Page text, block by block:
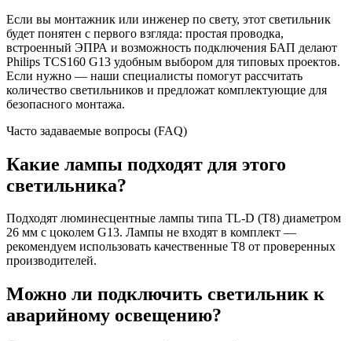
Если вы монтажник или инженер по свету, этот светильник
будет понятен с первого взгляда: простая проводка,
встроенный ЭПРА и возможность подключения БАП делают
Philips TCS160 G13 удобным выбором для типовых проектов.
Если нужно — наши специалисты помогут рассчитать
количество светильников и предложат комплектующие для
безопасного монтажа.
Часто задаваемые вопросы (FAQ)
Какие лампы подходят для этого
светильника?
Подходят люминесцентные лампы типа TL-D (T8) диаметром
26 мм с цоколем G13. Лампы не входят в комплект —
рекомендуем использовать качественные T8 от проверенных
производителей.
Можно ли подключить светильник к
аварийному освещению?